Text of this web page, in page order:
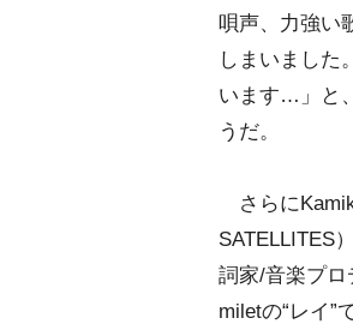
唄声、力強い
しまいました
います…」と
うだ。
さらに
SATELLITES
詞家/音楽プロ
miletの“レイ”